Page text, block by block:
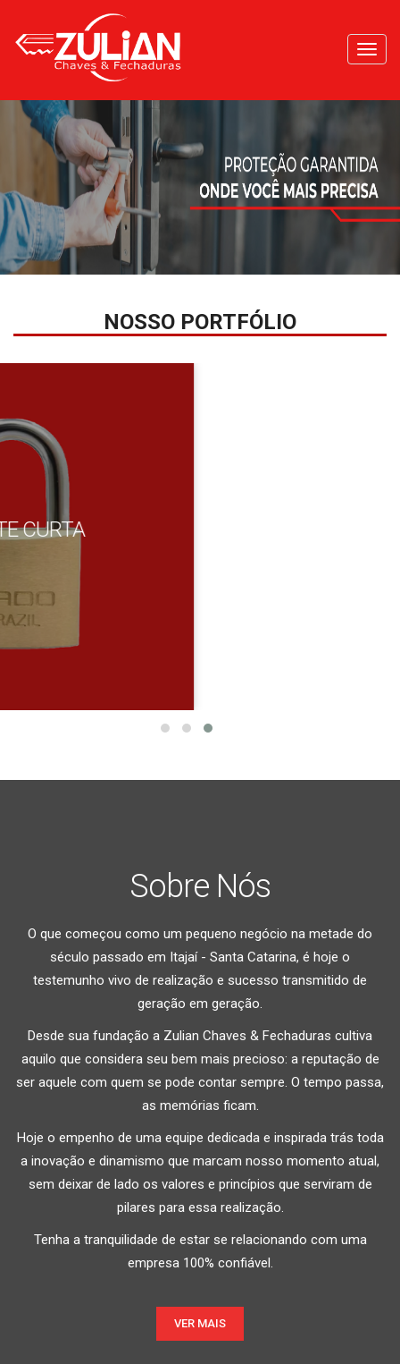
NOSSO PORTFÓLIO
Sobre Nós
O que começou como um pequeno negócio na metade do
século passado em Itajaí - Santa Catarina, é hoje o
testemunho vivo de realização e sucesso transmitido de
geração em geração.
Desde sua fundação a Zulian Chaves & Fechaduras cultiva
aquilo que considera seu bem mais precioso: a reputação de
ser aquele com quem se pode contar sempre. O tempo passa,
as memórias ficam.
Hoje o empenho de uma equipe dedicada e inspirada trás toda
a inovação e dinamismo que marcam nosso momento atual,
sem deixar de lado os valores e princípios que serviram de
pilares para essa realização.
Tenha a tranquilidade de estar se relacionando com uma
empresa 100% confiável.
VER MAIS